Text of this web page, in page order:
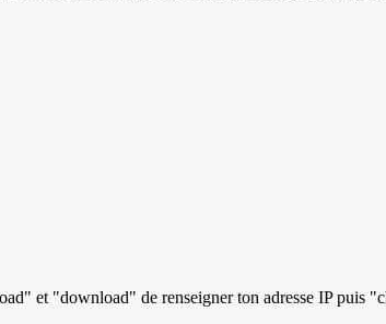
et "download" de renseigner ton adresse IP puis